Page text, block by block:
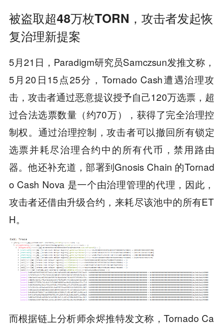
被盗取超48万枚TORN，攻击者发起恢
复治理新提案
5月21日，Paradigm研究员Samczsun发推文称，
5月20日15点25分，Tornado Cash遭遇治理攻
击，攻击者通过恶意提议授予自己120万选票，超
过合法选票数量（约70万），获得了完全治理控
制权。通过治理控制，攻击者可以撤回所有锁定
选票并耗尽治理合约中的所有代币，禁用路由
器。他还补充道，部署到Gnosis Chain 的Tornad
o Cash Nova 是一个由治理管理的代理，因此，
攻击者还借由升级合约，来耗尽该池中的所有ET
H。
而根据链上分析师余烬推特发文称，Tornado Ca